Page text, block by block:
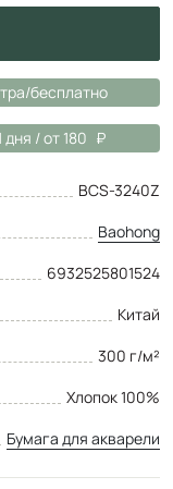
бесплатно
дня / от 180
BCS-3240Z
Baohong
6932525801524
Китай
300 г/м²
Хлопок 100%
Бумага для акварели